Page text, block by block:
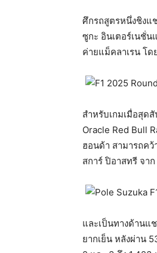
ศึกรถสูตรหนึ่งชิงแ
ซูกะ อินเตอร์เนชั่
ค่ายแม็คลาเรน โด
สำหรับเกมเมื่อสุด
Oracle Red Bull
ฮอนด้า สามารถค
สการ์ ปิอาสทรี จา
และเป็นทางด้านแ
ยากเย็น หลังผ่าน